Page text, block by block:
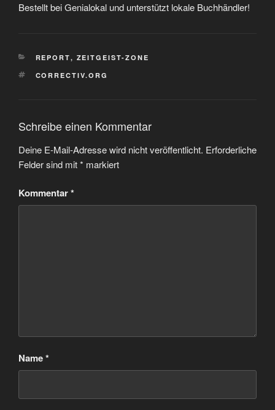
Bestellt bei Genialokal und unterstützt lokale Buchhändler!
KATEGORIEN
REPORT, ZEITGEIST-ZONE
SCHLAGWÖRTER
CORRECTIV.ORG
Schreibe einen Kommentar
Deine E-Mail-Adresse wird nicht veröffentlicht. Erforderliche
Felder sind mit* markiert
Kommentar*
Name*